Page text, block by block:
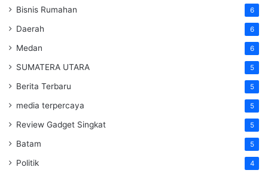
Bisnis Rumahan 6
Daerah 6
Medan 6
SUMATERA UTARA 5
Berita Terbaru 5
media terpercaya 5
Review Gadget Singkat 5
Batam 5
Politik 4